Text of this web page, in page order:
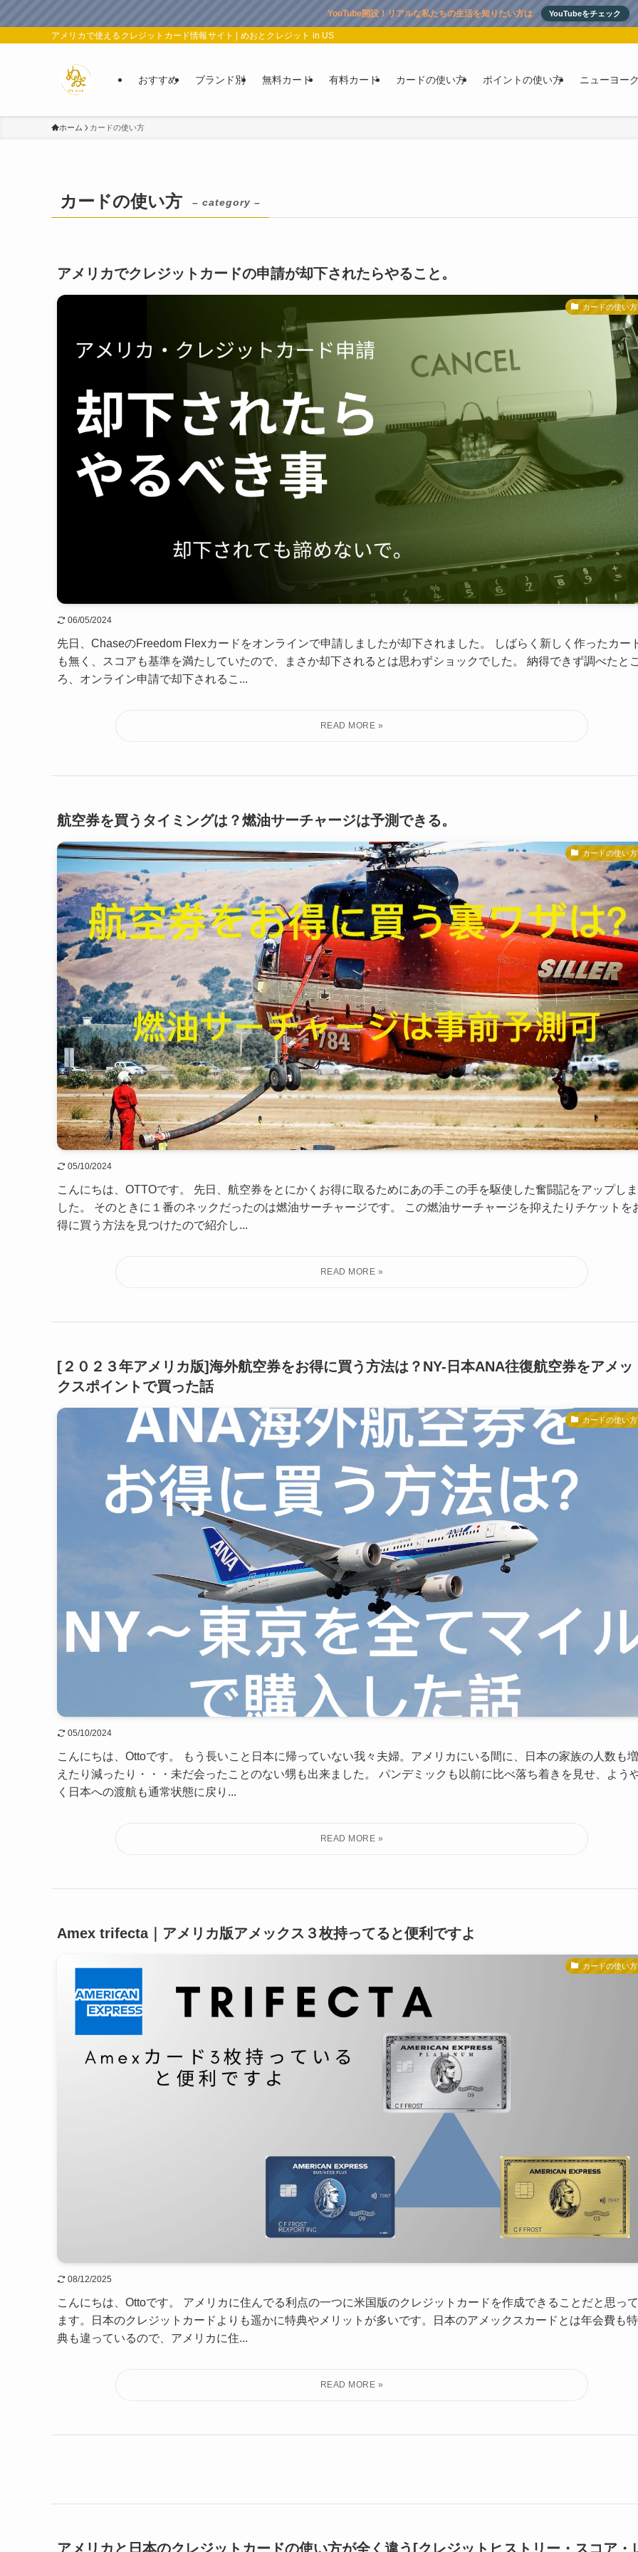
YouTube開設！リアルな私たちの生活を知りたい方は YouTubeをチェック
アメリカで使えるクレジットカード情報サイト | めおとクレジット in US
おすすめ ブランド別 無料カード 有料カード カードの使い方 ポイントの使い方 ニューヨー
ホーム カードの使い方
カードの使い方 – category –
アメリカでクレジットカードの申請が却下されたらやること。
カードの使い方
06/05/2024
先日、ChaseのFreedom Flexカードをオンラインで申請しましたが却下されました。 しばらく新しく作ったカー
も無く、スコアも基準を満たしていたので、まさか却下されるとは思わずショックでした。 納得できず調べたと
ろ、オンライン申請で却下されるこ...
航空券を買うタイミングは？燃油サーチャージは予測できる。
カードの使い方
05/10/2024
こんにちは、OTTOです。 先日、航空券をとにかくお得に取るためにあの手この手を駆使した奮闘記をアップしま
した。 そのときに１番のネックだったのは燃油サーチャージです。 この燃油サーチャージを抑えたりチケットを
得に買う方法を見つけたので紹介し...
[２０２３年アメリカ版]海外航空券をお得に買う方法は？NY-日本ANA往復航空券をアメッ
クスポイントで買った話
カードの使い方
05/10/2024
こんにちは、Ottoです。 もう長いこと日本に帰っていない我々夫婦。アメリカにいる間に、日本の家族の人数も増
えたり減ったり・・・未だ会ったことのない甥も出来ました。 パンデミックも以前に比べ落ち着きを見せ、よう
く日本への渡航も通常状態に戻り...
Amex trifecta｜アメリカ版アメックス３枚持ってると便利ですよ
カードの使い方
08/12/2025
こんにちは、Ottoです。 アメリカに住んでる利点の一つに米国版のクレジットカードを作成できることだと思って
ます。日本のクレジットカードよりも遥かに特典やメリットが多いです。日本のアメックスカードとは年会費も特
典も違っているので、アメリカに住...